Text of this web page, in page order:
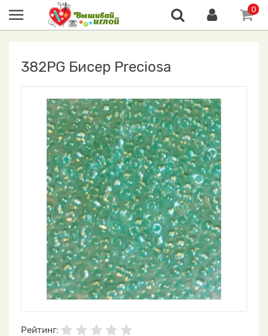
0
382PG Бисер Preciosa
Рейтинг: